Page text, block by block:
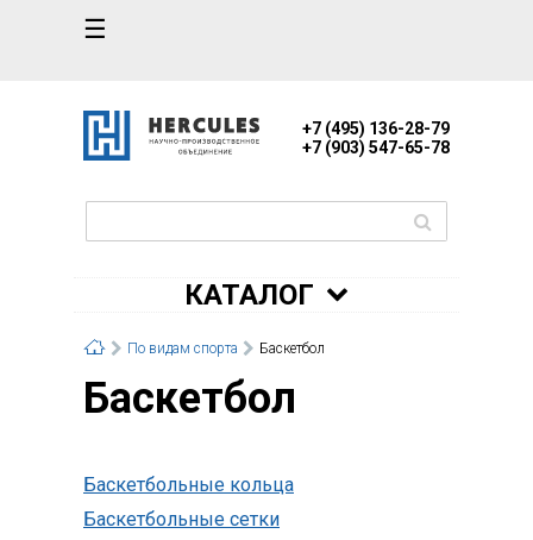
☰
+7 (495) 136-28-79
+7 (903) 547-65-78
КАТАЛОГ
По видам спорта Баскетбол
Баскетбол
Баскетбольные кольца
Баскетбольные сетки